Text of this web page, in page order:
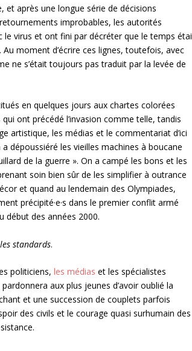
et après une longue série de décisions
improbables, les autorités
le virus et ont fini par décréter que le temps
Au moment d’écrire ces lignes, toutefois, avec
ne s’était toujours pas traduit par la levée de
en quelques jours aux chartes colorées
ont précédé l’invasion comme telle, tandis
artistique, les médias et le commentariat d’ici
dépoussiéré les vieilles machines à boucane
de la guerre ». On a campé les bons et les
soin bien sûr de les simplifier à outrance
et quand au lendemain des Olympiades,
précipité·e·s dans le premier conflit armé
début des années 2000.
standards.
politiciens,les médias et les spécialistes
aux plus jeunes d’avoir oublié la
et une succession de couplets parfois
des civils et le courage quasi surhumain des